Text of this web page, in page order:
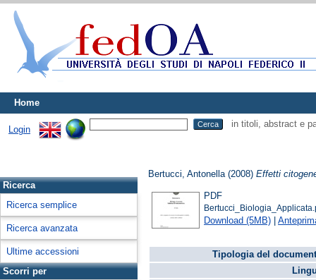
Home
Login
in titoli, abstract e
Ricerca
Ricerca semplice
Ricerca avanzata
Ultime accessioni
Scorri per
Bertucci, Antonella (2008)Effetti
PDF
Download (5MB) |
Tipologia del